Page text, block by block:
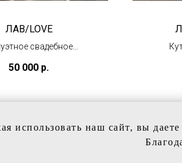
ЛАВ/LOVE
свадебное
(под заказ)
50 000 р.
использовать наш сайт, вы